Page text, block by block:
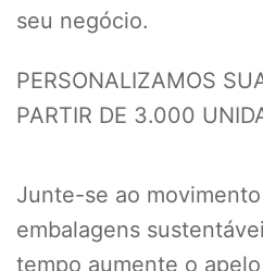
seu negócio.
PERSONALIZAMOS
PARTIR DE 3.000
Junte-se ao
embalagens
tempo aumente o